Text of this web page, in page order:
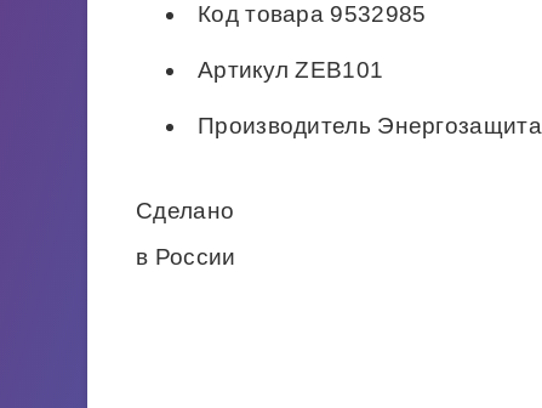
Код товара 9532985
Артикул ZEB101
Производитель Энергозащита
Сделано
в России